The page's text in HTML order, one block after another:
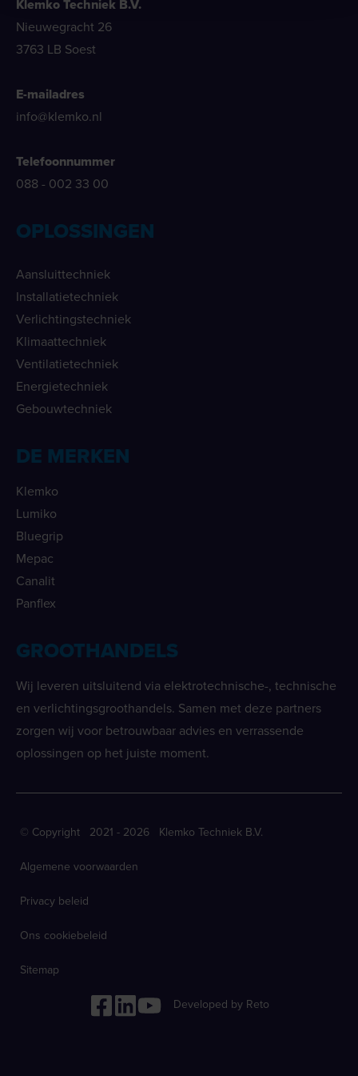
Klemko Techniek B.V.
Nieuwegracht 26
3763 LB Soest
E-mailadres
info@klemko.nl
Telefoonnummer
088 - 002 33 00
OPLOSSINGEN
Aansluittechniek
Installatietechniek
Verlichtingstechniek
Klimaattechniek
Ventilatietechniek
Energietechniek
Gebouwtechniek
DE MERKEN
Klemko
Lumiko
Bluegrip
Mepac
Canalit
Panflex
GROOTHANDELS
Wij leveren uitsluitend via elektrotechnische-, technische
en verlichtingsgroothandels. Samen met deze partners
zorgen wij voor betrouwbaar advies en verrassende
oplossingen op het juiste moment.
© Copyright 2021 - 2026 Klemko Techniek B.V.
Algemene voorwaarden
Privacy beleid
Ons cookiebeleid
Sitemap
Developed by Reto